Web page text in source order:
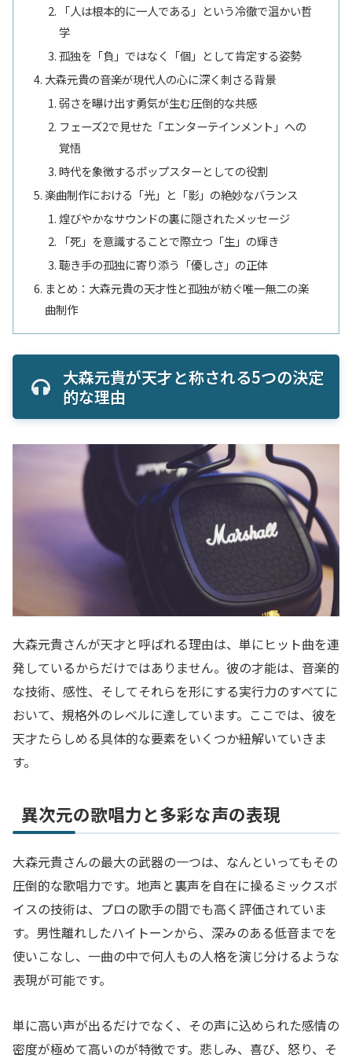
「人は根本的に一人である」という冷徹で温かい哲
学
孤独を「負」ではなく「個」として肯定する姿勢
大森元貴の音楽が現代人の心に深く刺さる背景
弱さを曝け出す勇気が生む圧倒的な共感
フェーズ2で見せた「エンターテインメント」への
覚悟
時代を象徴するポップスターとしての役割
楽曲制作における「光」と「影」の絶妙なバランス
煌びやかなサウンドの裏に隠されたメッセージ
「死」を意識することで際立つ「生」の輝き
聴き手の孤独に寄り添う「優しさ」の正体
まとめ：大森元貴の天才性と孤独が紡ぐ唯一無二の楽
曲制作
大森元貴が天才と称される5つの決定
的な理由
大森元貴さんが天才と呼ばれる理由は、単にヒット曲を連
発しているからだけではありません。彼の才能は、音楽的
な技術、感性、そしてそれらを形にする実行力のすべてに
おいて、規格外のレベルに達しています。ここでは、彼を
天才たらしめる具体的な要素をいくつか紐解いていきま
す。
異次元の歌唱力と多彩な声の表現
大森元貴さんの最大の武器の一つは、なんといってもその
圧倒的な歌唱力です。地声と裏声を自在に操るミックスボ
イスの技術は、プロの歌手の間でも高く評価されていま
す。男性離れしたハイトーンから、深みのある低音までを
使いこなし、一曲の中で何人もの人格を演じ分けるような
表現が可能です。
単に高い声が出るだけでなく、その声に込められた感情の
密度が極めて高いのが特徴です。悲しみ、喜び、怒り、そ